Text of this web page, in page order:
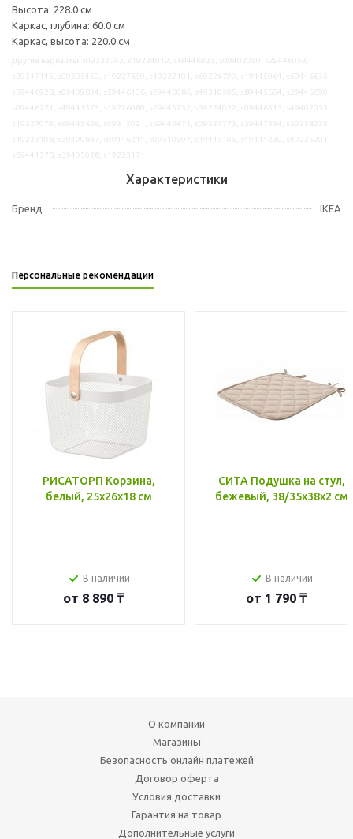
Высота: 228.0 см
Каркас, глубина: 60.0 см
Каркас, высота: 220.0 см
Характеристики
Бренд IKEA
Персональные рекомендации
РИСАТОРП Корзина,
белый, 25x26x18 см
В наличии
от 8 890 ₸
СИТА Подушка на стул,
бежевый, 38/35x38x2 см
В наличии
от 1 790 ₸
О компании
Магазины
Безопасность онлайн платежей
Договор оферта
Условия доставки
Гарантия на товар
Дополнительные услуги